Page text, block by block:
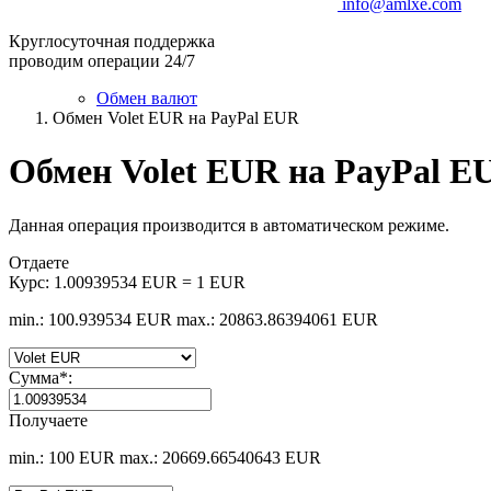
info@amlxe.com
Круглосуточная поддержка
проводим операции 24/7
Обмен валют
Обмен Volet EUR на PayPal EUR
Обмен Volet EUR на PayPal
Данная операция производится в автоматическом режиме.
Отдаете
Курс: 1.00939534 EUR = 1 EUR
min.: 100.939534 EUR max.: 20863.86394061 EUR
Сумма*:
Получаете
min.: 100 EUR max.: 20669.66540643 EUR